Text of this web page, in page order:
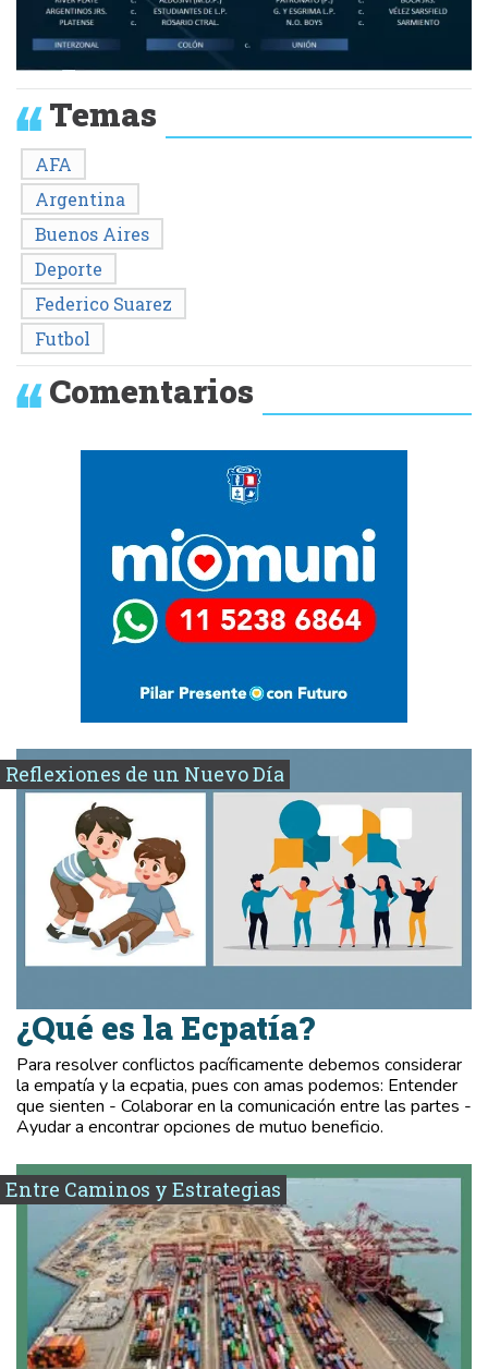
Temas
AFA
Argentina
Buenos Aires
Deporte
Federico Suarez
Futbol
Comentarios
Reflexiones de un Nuevo Día
¿Qué es la Ecpatía?
Para resolver conflictos pacíficamente debemos considerar
la empatía y la ecpatia, pues con amas podemos: Entender
que sienten - Colaborar en la comunicación entre las partes -
Ayudar a encontrar opciones de mutuo beneficio.
Entre Caminos y Estrategias